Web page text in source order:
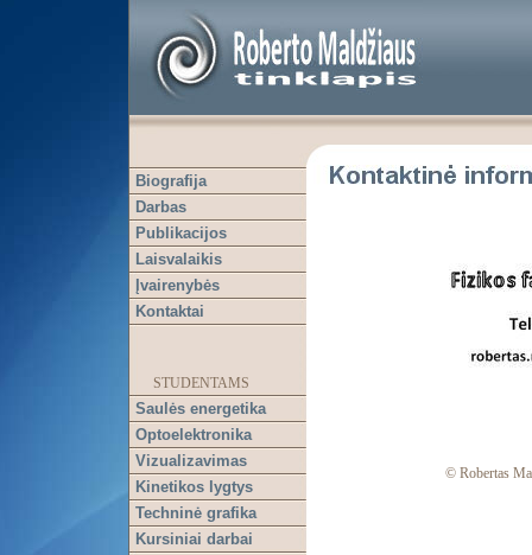
Biografija
Darbas
Publikacijos
Laisvalaikis
Įvairenybės
Kontaktai
STUDENTAMS
Saulės energetika
Optoelektronika
Vizualizavimas
Kinetikos lygtys
Techninė grafika
Kursiniai darbai
© Robertas